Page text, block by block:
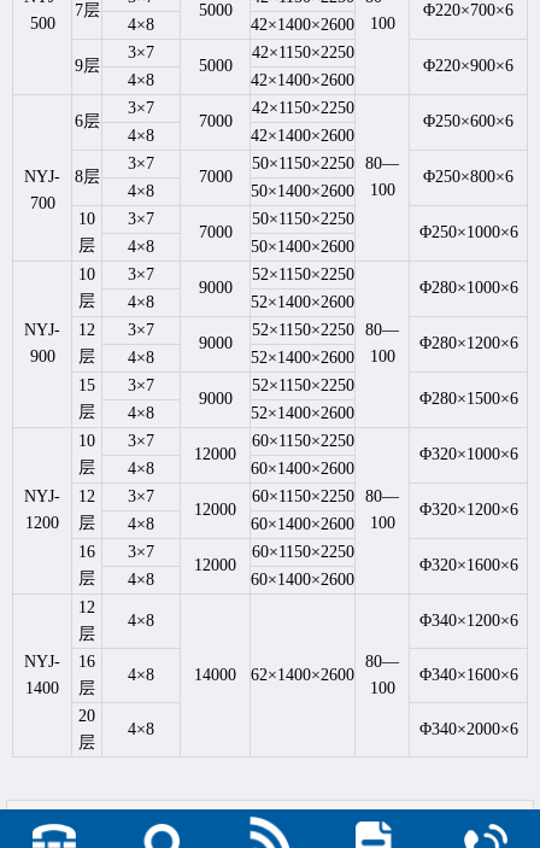
500
100
7层 5000
Φ220×700×6
4×8
42×1400×2600
9层
3×7
5000
42×1150×2250
Φ220×900×6
4×8
42×1400×2600
NYJ-
700
6层
3×7
7000
42×1150×2250
80—
100
Φ250×600×6
4×8
42×1400×2600
8层
3×7
7000
50×1150×2250
Φ250×800×6
4×8
50×1400×2600
10
层
3×7
7000
50×1150×2250
Φ250×1000×6
4×8
50×1400×2600
NYJ-
900
10
层
3×7
9000
52×1150×2250
80—
100
Φ280×1000×6
4×8
52×1400×2600
12
层
3×7
9000
52×1150×2250
Φ280×1200×6
4×8
52×1400×2600
15
层
3×7
9000
52×1150×2250
Φ280×1500×6
4×8
52×1400×2600
NYJ-
1200
10
层
3×7
12000
60×1150×2250
80—
100
Φ320×1000×6
4×8
60×1400×2600
12
层
3×7
12000
60×1150×2250
Φ320×1200×6
4×8
60×1400×2600
16
层
3×7
12000
60×1150×2250
Φ320×1600×6
4×8
60×1400×2600
NYJ-
1400
12
层
4×8
14000 62×1400×2600
80—
100
Φ340×1200×6
16
层
4×8 Φ340×1600×6
20
层
4×8 Φ340×2000×6
上一篇： 高光板多层压机